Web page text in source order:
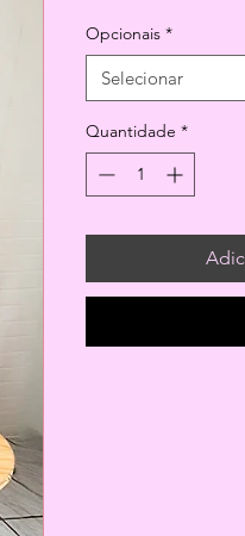
Opcionais *
Selecionar
Quantidade *